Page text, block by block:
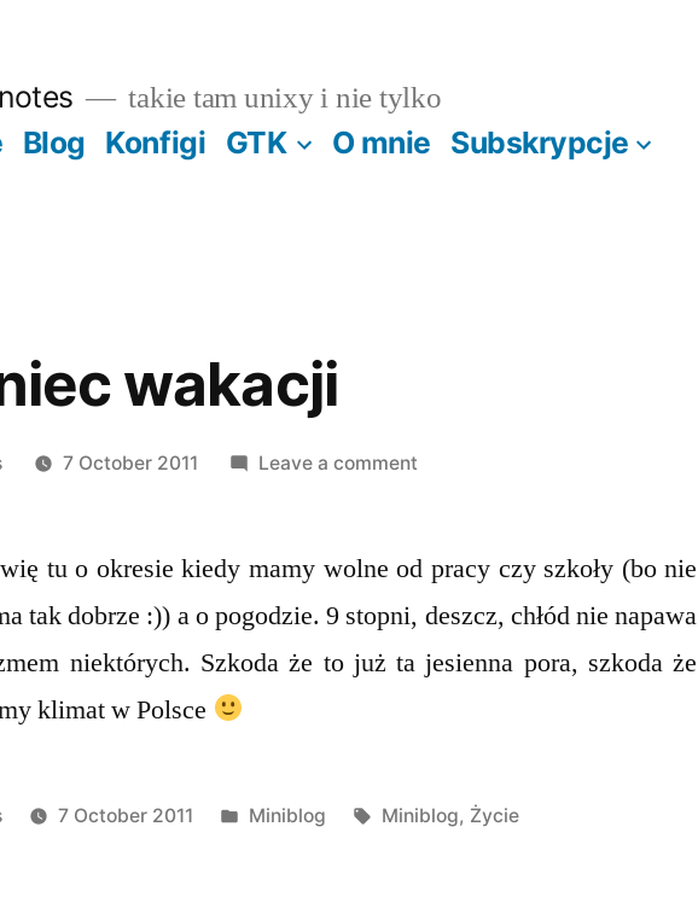
takie tam unixy i nie tylko
Blog Konfigi GTK O mnie Subskrypcje
wakacji
7 October 2011 Leave a commenton
tu o okresie kiedy mamy wolne od pracy czy szkoły (bo nie
tak dobrze :)) a o pogodzie. 9 stopni, deszcz, chłód nie napawa
niektórych. Szkoda że to już ta jesienna pora, szkoda że
klimat w Polsce
7 October 2011
Posted
Miniblog Tags:
Miniblog, Życie